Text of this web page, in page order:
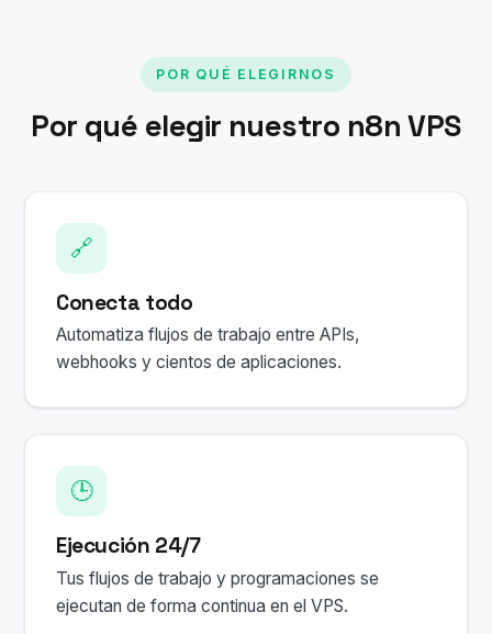
POR QUÉ ELEGIRNOS
Por qué elegir nuestro n8n VPS
🔗
Conecta todo
Automatiza flujos de trabajo entre APIs,
webhooks y cientos de aplicaciones.
🕒
Ejecución 24/7
Tus flujos de trabajo y programaciones se
ejecutan de forma continua en el VPS.